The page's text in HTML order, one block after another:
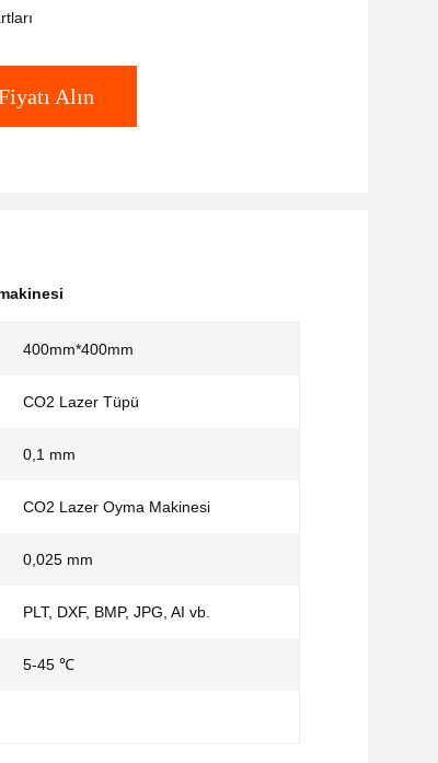
Alın
400mm*400mm
CO2 Lazer Tüpü
0,1 mm
CO2 Lazer Oyma Makinesi
0,025 mm
PLT, DXF, BMP, JPG, AI vb.
5-45 ℃